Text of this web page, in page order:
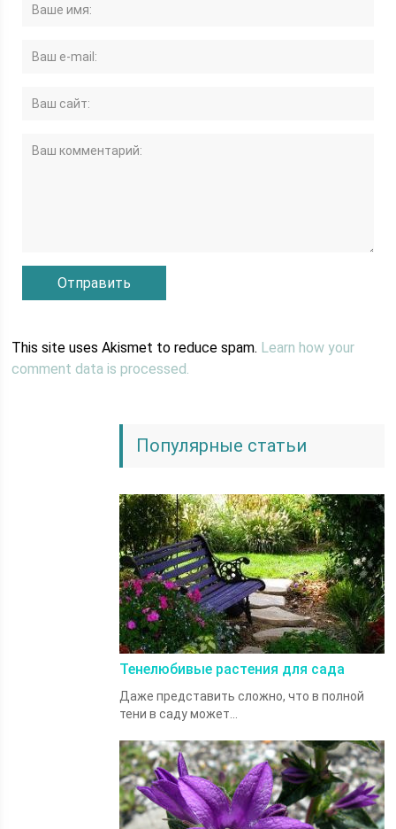
This site uses Akismet to reduce spam. Learn how your
comment data is processed.
Популярные статьи
Тенелюбивые растения для сада
Даже представить сложно, что в полной
тени в саду может...